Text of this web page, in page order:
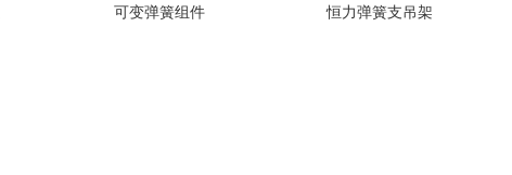
可变弹簧组件 恒力弹簧支吊架